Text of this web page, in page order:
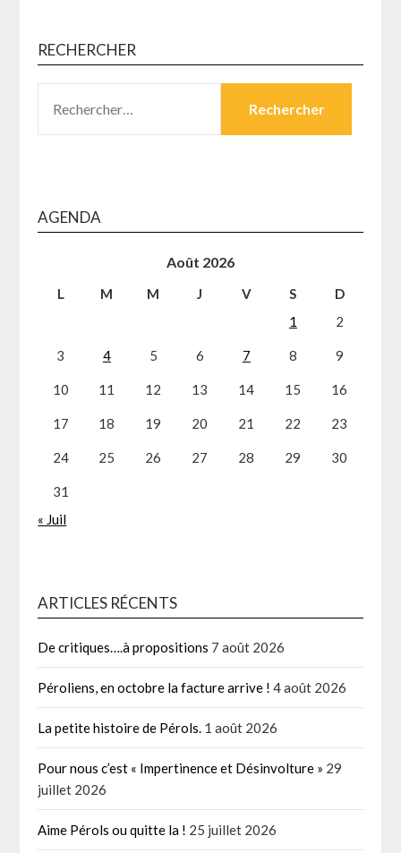
RECHERCHER
AGENDA
Août 2026
L M M J V S
D
1
2
3 4 5 6 7 8 9
10 11 12 13 14 15 16
17 18 19 20 21 22 23
24 25 26 27 28 29 30
31
« Juil
ARTICLES RÉCENTS
De critiques….à propositions 7 août 2026
Péroliens, en octobre la facture arrive ! 4 août 2026
La petite histoire de Pérols. 1 août 2026
Pour nous c’est « Impertinence et Désinvolture » 29
juillet 2026
Aime Pérols ou quitte la ! 25 juillet 2026